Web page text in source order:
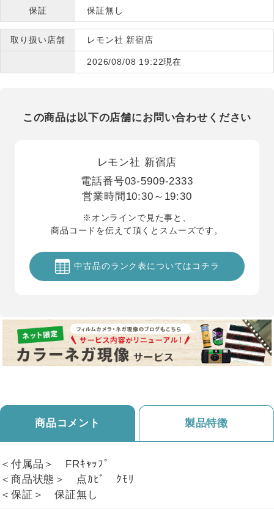
保証 保証無し
取り扱い店舗 レモン社 新宿店
2026/08/08 19:22現在
この商品は以下の店舗にお問い合わせください
レモン社 新宿店
電話番号03-5909-2333
営業時間 10:30～19:30
※オンラインで見た事と、
商品コードを伝えて頂くとスムーズです。
中古品のランク表についてはコチラ
商品コメント 製品特徴
＜付属品＞ FRｷｬｯﾌﾟ
＜商品状態＞ 点ｶﾋﾞ ｸﾓﾘ
＜保証＞ 保証無し